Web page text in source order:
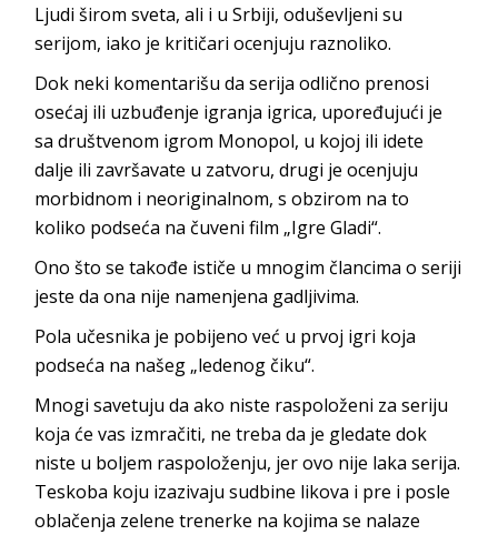
Ljudi širom sveta, ali i u Srbiji, oduševljeni su
serijom, iako je kritičari ocenjuju raznoliko.
Dok neki komentarišu da serija odlično prenosi
osećaj ili uzbuđenje igranja igrica, upoređujući je
sa društvenom igrom Monopol, u kojoj ili idete
dalje ili završavate u zatvoru, drugi je ocenjuju
morbidnom i neoriginalnom, s obzirom na to
koliko podseća na čuveni film „Igre Gladi“.
Ono što se takođe ističe u mnogim člancima o seriji
jeste da ona nije namenjena gadljivima.
Pola učesnika je pobijeno već u prvoj igri koja
podseća na našeg „ledenog čiku“.
Mnogi savetuju da ako niste raspoloženi za seriju
koja će vas izmračiti, ne treba da je gledate dok
niste u boljem raspoloženju, jer ovo nije laka serija.
Teskoba koju izazivaju sudbine likova i pre i posle
oblačenja zelene trenerke na kojima se nalaze